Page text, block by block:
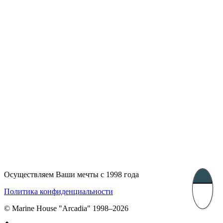
Осуществляем Ваши мечты с 1998 года
Политика конфиденциальности
© Marine House "Arcadia" 1998–2026